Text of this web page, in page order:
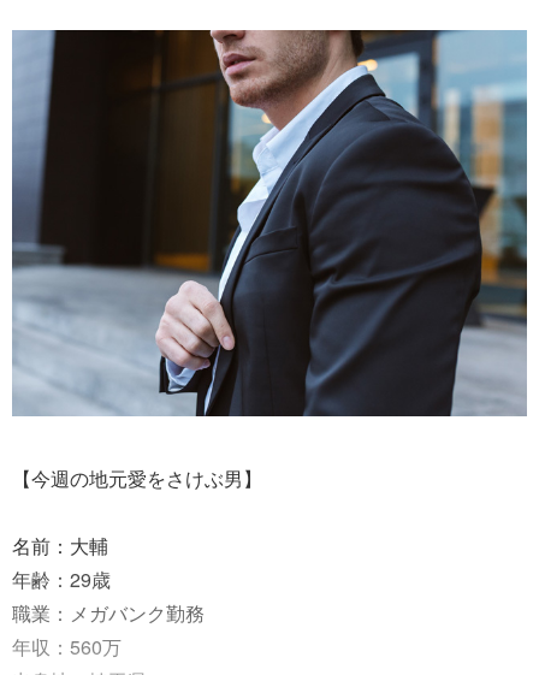
【今週の地元愛をさけぶ男】
名前：大輔
年齢：29歳
職業：メガバンク勤務
年収：560万